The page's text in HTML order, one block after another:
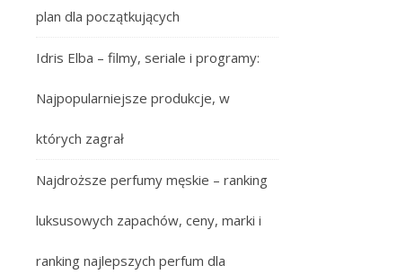
plan dla początkujących
Idris Elba – filmy, seriale i programy:
Najpopularniejsze produkcje, w
których zagrał
Najdroższe perfumy męskie – ranking
luksusowych zapachów, ceny, marki i
ranking najlepszych perfum dla